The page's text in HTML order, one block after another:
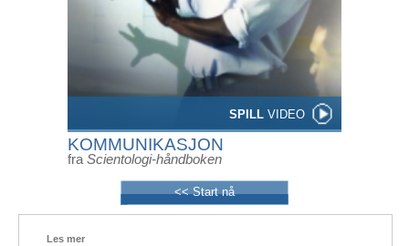
SPILL VIDEO
KOMMUNIKASJON
fra Scientologi-håndboken
<< Start nå
Les mer